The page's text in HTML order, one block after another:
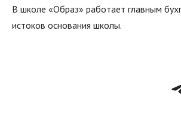
В школе «Образ» работает главным
истоков основания школы.